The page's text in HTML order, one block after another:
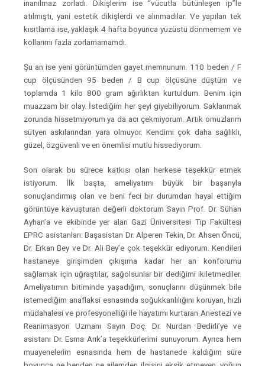
inanılmaz zorladı. Dikişlerim ise “vücutla bütünleşen ip”le
atılmıştı, yani estetik dikişlerdi ve alınmadılar. Ve yapılan tek
kısıtlama ise, yaklaşık 4 hafta boyunca yüzüstü dönmemem ve
kollarımı fazla zorlamamamdı.
Şu an ise yeni görüntümden gayet memnunum. 110 beden / F
cup ölçüsünden 95 beden / B cup ölçüsüne düştüm ve
toplamda 1 kilo 800 gram ağırlıktan kurtuldum. Benim için
muazzam bir olay. İstediğim her şeyi giyebiliyorum. Saklanmak
zorunda hissetmiyorum ya da acı çekmiyorum. Artık omuzlarım
sütyen askılarından yara olmuyor. Kendimi çok daha sağlıklı,
güzel, özgüvenli ve en önemlisi mutlu hissediyorum.
Son olarak bu sürece katkısı olan herkese teşekkür etmek
istiyorum. İlk başta, ameliyatımı büyük bir başarıyla
sonuçlandırmış olan ve beni feci bir durumdan hayal ettiğim
görüntüye kavuşturan değerli doktorum Sayın Prof. Dr. Sühan
Ayhan’a ve ekibinde yer alan Gazi Üniversitesi Tıp Fakültesi
EPRC asistanları: Başasistan Dr. Alperen Tekin, Dr. Ahsen Öncü,
Dr. Erkan Bey ve Dr. Ali Bey’e çok teşekkür ediyorum. Kendileri
hastaneye girişimden çıkışıma kadar her an konforumu
sağlamak için uğraştılar, sağolsunlar bir dediğimi ikiletmediler.
Ameliyatımın bitiminde yaşadığım, sonuçlarını düşünmek bile
istemediğim anaflaksi esnasında soğukkanlılığını koruyan, hızlı
müdahalesi ve profesyonelliği ile hayatımı kurtaran Anestezi ve
Reanimasyon Uzmanı Sayın Doç. Dr. Nurdan Bedirli’ye ve
asistanı Dr. Esma Arık’a teşekkürlerimi sunuyorum. Ayrıca hem
muayenelerim esnasında hem de hastanede kaldığım süre